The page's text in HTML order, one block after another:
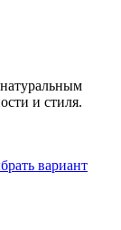
и стиля.
вариант